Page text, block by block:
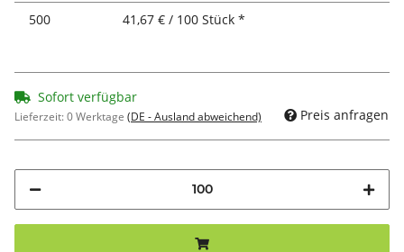
500 41,67 € / 100 Stück *
Sofort verfügbar
Lieferzeit:0 Werktage (DE - Ausland abweichend) Preis anfragen